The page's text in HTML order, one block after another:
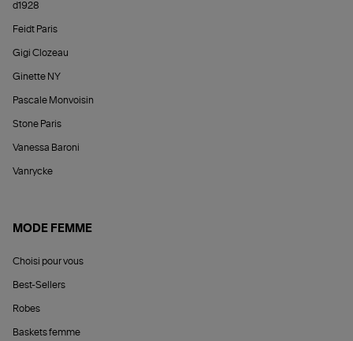
d1928
Feidt Paris
Gigi Clozeau
Ginette NY
Pascale Monvoisin
Stone Paris
Vanessa Baroni
Vanrycke
MODE FEMME
Choisi pour vous
Best-Sellers
Robes
Baskets femme